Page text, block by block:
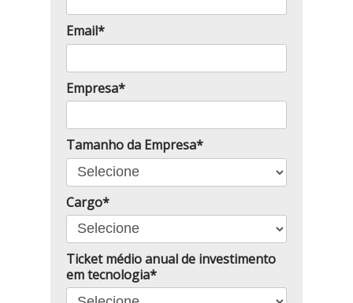
Email*
Empresa*
Tamanho da Empresa*
Cargo*
Ticket médio anual de investimento
em tecnologia*